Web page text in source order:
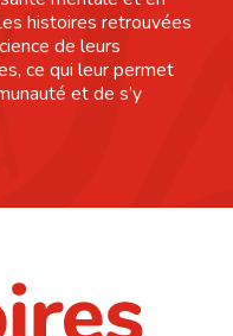
histoires retrouvées
de leurs
ce qui leur permet
et de s’y